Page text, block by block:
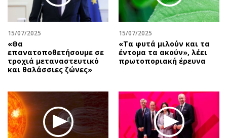
Κύπρος
Διεθνή
Κληρώσεις Allwyn
Οικονομική
Real Estate
Επιχειρήσεις
Αγορές
Νέα
Social
Αυτοκίνηση
Οικονομία
Γενικά
Αναδρομές
15/07/2025
«Θα
επανατοποθετήσουμε σε
τροχιά μεταναστευτικό
και θαλάσσιες ζώνες»
15/07/2025
«Tα φυτά μιλούν και τα
έντομα τα ακούν», λέει
πρωτοποριακή έρευνα